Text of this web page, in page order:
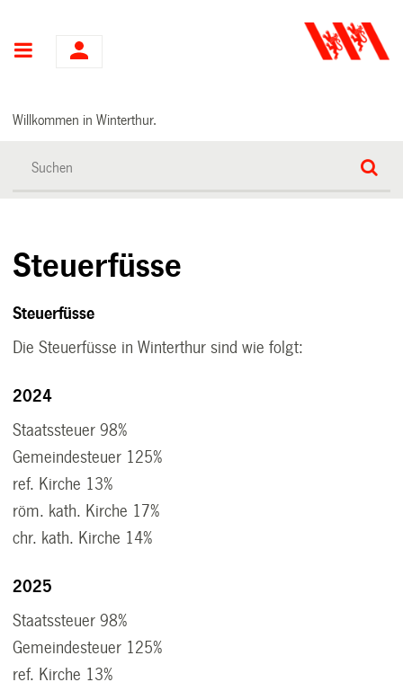
Hauptnavigation
Willkommen in Winterthur.
Steuerfüsse
Steuerfüsse
Die Steuerfüsse in Winterthur sind wie folgt:
2024
Staatssteuer 98%
Gemeindesteuer 125%
ref. Kirche 13%
röm. kath. Kirche 17%
chr. kath. Kirche 14%
2025
Staatssteuer 98%
Gemeindesteuer 125%
ref. Kirche 13%